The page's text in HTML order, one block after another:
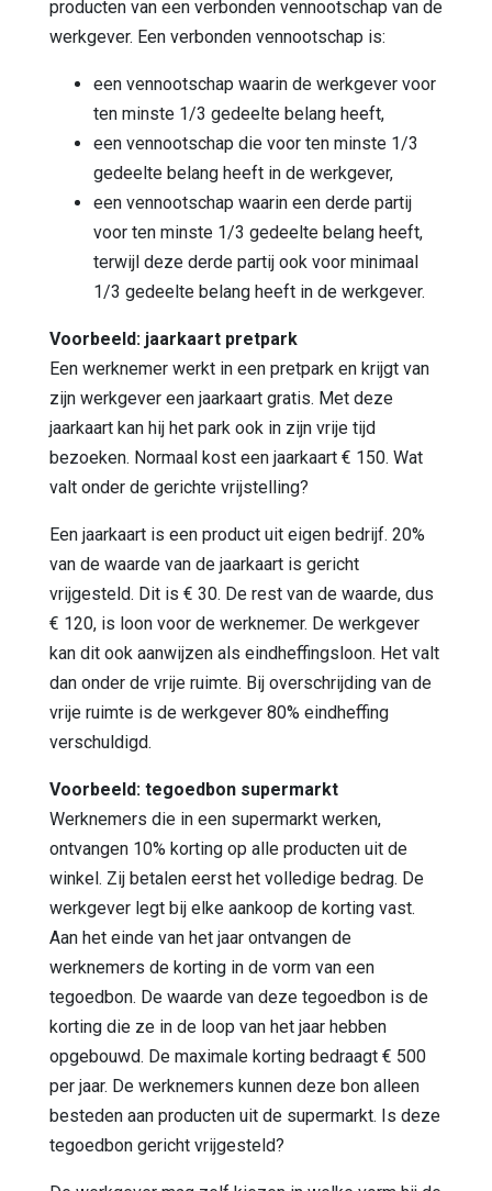
producten van een verbonden vennootschap van de
werkgever. Een verbonden vennootschap is:
een vennootschap waarin de werkgever voor
ten minste 1/3 gedeelte belang heeft,
een vennootschap die voor ten minste 1/3
gedeelte belang heeft in de werkgever,
een vennootschap waarin een derde partij
voor ten minste 1/3 gedeelte belang heeft,
terwijl deze derde partij ook voor minimaal
1/3 gedeelte belang heeft in de werkgever.
Voorbeeld: jaarkaart pretpark
Een werknemer werkt in een pretpark en krijgt van
zijn werkgever een jaarkaart gratis. Met deze
jaarkaart kan hij het park ook in zijn vrije tijd
bezoeken. Normaal kost een jaarkaart € 150. Wat
valt onder de gerichte vrijstelling?
Een jaarkaart is een product uit eigen bedrijf. 20%
van de waarde van de jaarkaart is gericht
vrijgesteld. Dit is € 30. De rest van de waarde, dus
€ 120, is loon voor de werknemer. De werkgever
kan dit ook aanwijzen als eindheffingsloon. Het valt
dan onder de vrije ruimte. Bij overschrijding van de
vrije ruimte is de werkgever 80% eindheffing
verschuldigd.
Voorbeeld: tegoedbon supermarkt
Werknemers die in een supermarkt werken,
ontvangen 10% korting op alle producten uit de
winkel. Zij betalen eerst het volledige bedrag. De
werkgever legt bij elke aankoop de korting vast.
Aan het einde van het jaar ontvangen de
werknemers de korting in de vorm van een
tegoedbon. De waarde van deze tegoedbon is de
korting die ze in de loop van het jaar hebben
opgebouwd. De maximale korting bedraagt € 500
per jaar. De werknemers kunnen deze bon alleen
besteden aan producten uit de supermarkt. Is deze
tegoedbon gericht vrijgesteld?